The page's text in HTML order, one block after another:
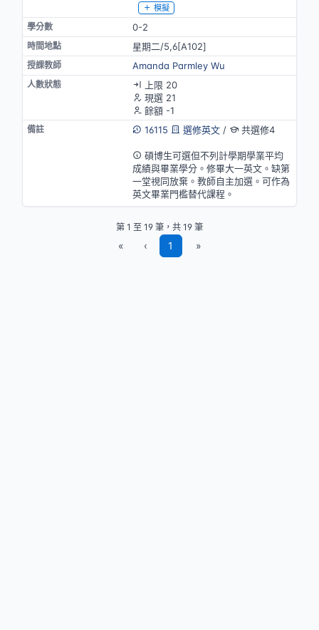
模擬
0-2
星期二/5,6[A102]
Amanda Parmley Wu
上限 20
現選 21
餘額 -1
16115
選修英文/ 共選修4
碩博生可選但不列計學期學業平均
成績與畢業學分。修畢大一英文。缺第
一堂視同放棄。教師自主加選。可作為
英文畢業門檻替代課程。
第 1 至 19 筆，共 19 筆
« ‹ 1 »